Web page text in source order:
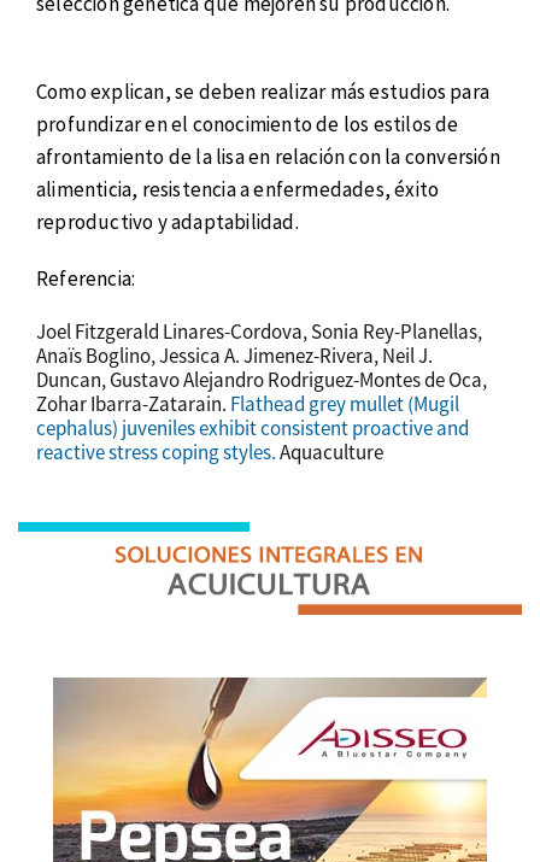
Como explican, se deben realizar más estudios para
profundizar en el conocimiento de los estilos de
afrontamiento de la lisa en relación con la conversión
alimenticia, resistencia a enfermedades, éxito
reproductivo y adaptabilidad.
Referencia:
Joel Fitzgerald Linares-Cordova, Sonia Rey-Planellas,
Anaïs Boglino, Jessica A. Jimenez-Rivera, Neil J.
Duncan, Gustavo Alejandro Rodriguez-Montes de Oca,
Zohar Ibarra-Zatarain. Flathead grey mullet (Mugil
cephalus) juveniles exhibit consistent proactive and
reactive stress coping styles.Aquaculture